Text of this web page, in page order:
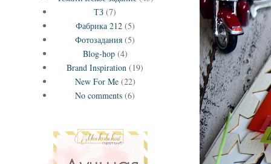
ТЗ (7)
Фабрика 212 (5)
Фотозадания (5)
Blog-hop (4)
Brand Inspiration (19)
New For Me (22)
No comments (6)